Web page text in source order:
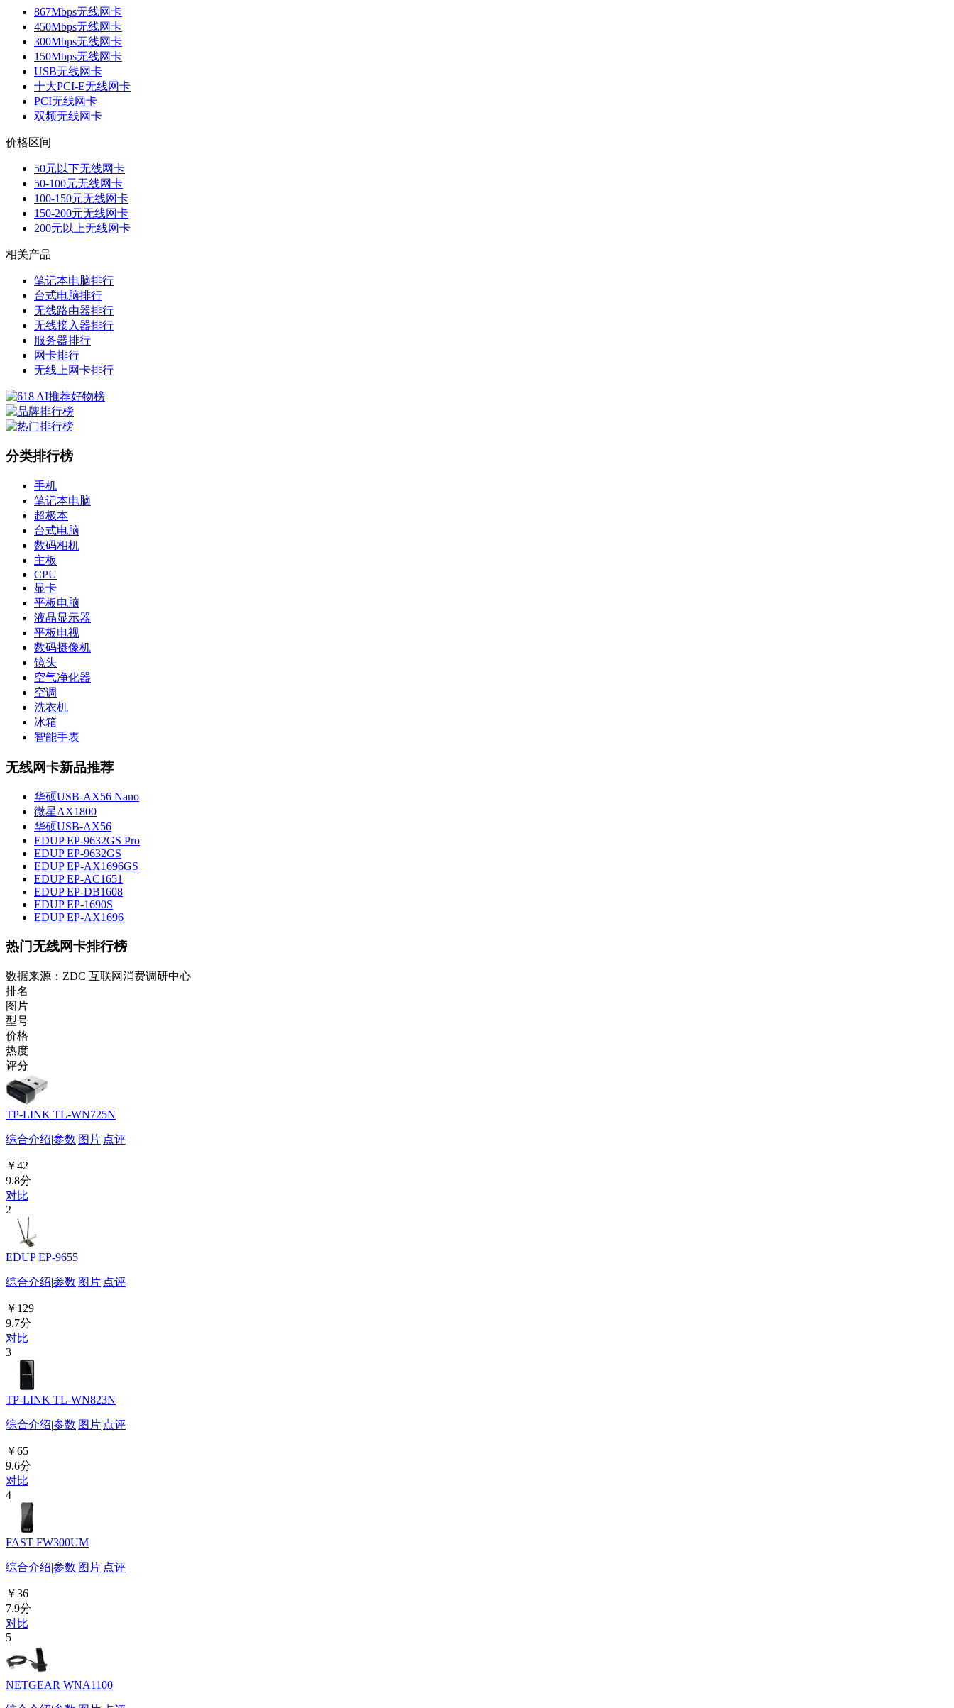
867Mbps无线网卡
450Mbps无线网卡
300Mbps无线网卡
150Mbps无线网卡
USB无线网卡
十大PCI-E无线网卡
PCI无线网卡
双频无线网卡
价格区间
50元以下无线网卡
50-100元无线网卡
100-150元无线网卡
150-200元无线网卡
200元以上无线网卡
相关产品
笔记本电脑排行
台式电脑排行
无线路由器排行
无线接入器排行
服务器排行
网卡排行
无线上网卡排行
分类排行榜
手机
笔记本电脑
超极本
台式电脑
数码相机
主板
CPU
显卡
平板电脑
液晶显示器
平板电视
数码摄像机
镜头
空气净化器
空调
洗衣机
冰箱
智能手表
无线网卡新品推荐
华硕USB-AX56 Nano
微星AX1800
华硕USB-AX56
EDUP EP-9632GS Pro
EDUP EP-9632GS
EDUP EP-AX1696GS
EDUP EP-AC1651
EDUP EP-DB1608
EDUP EP-1690S
EDUP EP-AX1696
热门无线网卡排行榜
数据来源：ZDC 互联网消费调研中心
排名
图片
型号
价格
热度
评分
TP-LINK TL-WN725N
综合介绍|参数|图片|点评
￥42
9.8分
对比
2
EDUP EP-9655
综合介绍|参数|图片|点评
￥129
9.7分
对比
3
TP-LINK TL-WN823N
综合介绍|参数|图片|点评
￥65
9.6分
对比
4
FAST FW300UM
综合介绍|参数|图片|点评
￥36
7.9分
对比
5
NETGEAR WNA1100